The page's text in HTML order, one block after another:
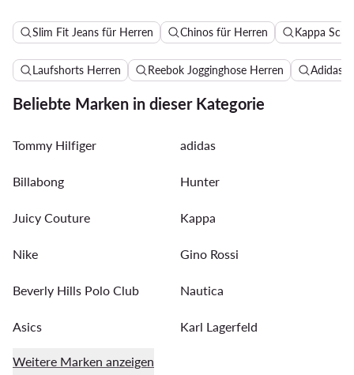
Slim Fit Jeans für Herren Chinos für Herren Kappa
Laufshorts Herren Reebok Jogginghose Herren Adidas
Beliebte Marken in dieser Kategorie
Tommy Hilfiger adidas
Billabong Hunter
Juicy Couture Kappa
Nike Gino Rossi
Beverly Hills Polo Club Nautica
Asics Karl Lagerfeld
Weitere Marken anzeigen